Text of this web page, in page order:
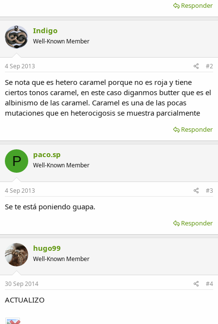
Responder
Indigo
Well-Known Member
4 Sep 2013 #2
Se nota que es hetero caramel porque no es roja y tiene
ciertos tonos caramel, en este caso diganmos butter que es el
albinismo de las caramel. Caramel es una de las pocas
mutaciones que en heterocigosis se muestra parcialmente
Responder
P paco.sp
Well-Known Member
4 Sep 2013 #3
Se te está poniendo guapa.
Responder
hugo99
Well-Known Member
30 Sep 2014 #4
ACTUALIZO